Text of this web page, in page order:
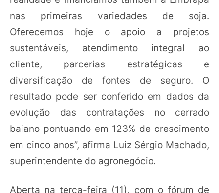
nas primeiras variedades de soja.
Oferecemos hoje o apoio a projetos
sustentáveis, atendimento integral ao
cliente, parcerias estratégicas e
diversificação de fontes de seguro. O
resultado pode ser conferido em dados da
evolução das contratações no cerrado
baiano pontuando em 123% de crescimento
em cinco anos”, afirma Luiz Sérgio Machado,
superintendente do agronegócio.
Aberta na terça-feira (11), com o fórum de